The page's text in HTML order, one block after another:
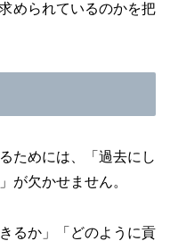
められているのかを把
ためには、「過去にし
が欠かせません。
るか」「どのように貢